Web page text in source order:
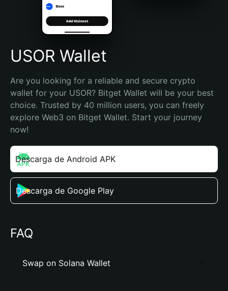
Português (Brasil)
Español (Argentina)
USOR Wallet
Are you looking for a reliable and secure crypto
wallet for your USOR? Bitget Wallet will be your best
choice. Trusted by 40 million users, you can freely
explore Web3 on Bitget Wallet. Start your journey
now!
Descarga de Android APK
Descarga de Google Play
FAQ
Swap on Solana Wallet